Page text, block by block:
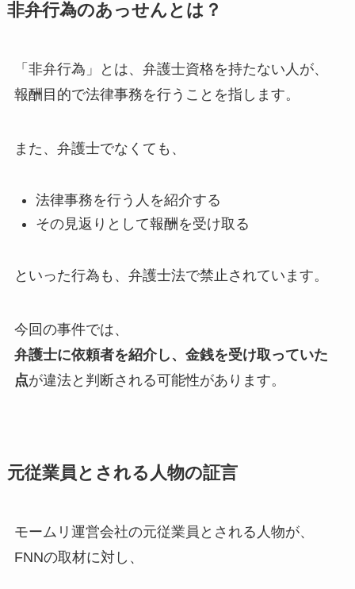
非弁行為のあっせんとは？
「非弁行為」とは、弁護士資格を持たない人が、
報酬目的で法律事務を行うことを指します。
また、弁護士でなくても、
法律事務を行う人を紹介する
その見返りとして報酬を受け取る
といった行為も、弁護士法で禁止されています。
今回の事件では、
弁護士に依頼者を紹介し、金銭を受け取っていた
点が違法と判断される可能性があります。
元従業員とされる人物の証言
モームリ運営会社の元従業員とされる人物が、
FNNの取材に対し、